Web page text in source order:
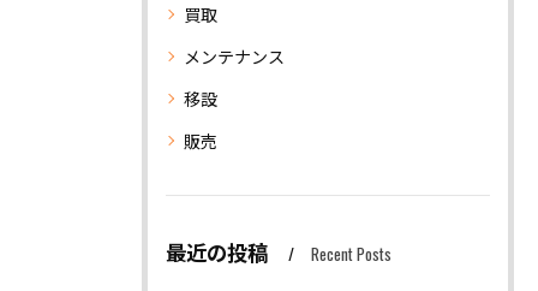
買取
メンテナンス
移設
販売
最近の投稿 Recent Posts